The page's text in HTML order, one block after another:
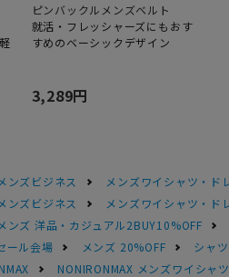
ピンバックルメンズベルト
就活・フレッシャーズにもおす
すめのベーシックデザイン
3,289円
メンズビジネス
メンズワイシャツ・ド
メンズビジネス
メンズワイシャツ・ド
メンズ 洋品・カジュアル2BUY10%OFF
ール会場 メンズ 20%OFF
シャ
NONIRONMAX メンズワイシャ